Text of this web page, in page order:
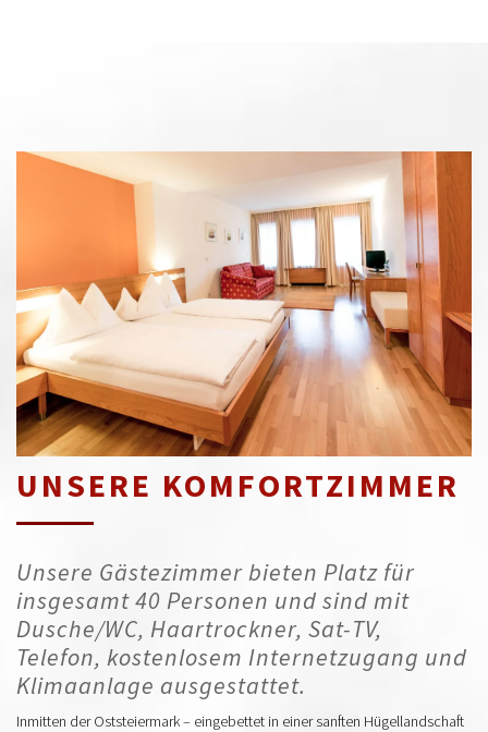
UNSERE KOMFORTZIMMER
Unsere Gästezimmer bieten Platz für
insgesamt 40 Personen und sind mit
Dusche/WC, Haartrockner, Sat-TV,
Telefon, kostenlosem Internetzugang und
Klimaanlage ausgestattet.
Inmitten der Oststeiermark – eingebettet in einer sanften Hügellandschaft